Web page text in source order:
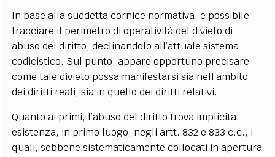
In base alla suddetta cornice normativa, è possibile
tracciare il perimetro di operatività del divieto di
abuso del diritto, declinandolo all’attuale sistema
codicistico. Sul punto, appare opportuno precisare
come tale divieto possa manifestarsi sia nell’ambito
dei diritti reali, sia in quello dei diritti relativi.
Quanto ai primi, l’abuso del diritto trova implicita
esistenza, in primo luogo, negli artt. 832 e 833 c.c., i
quali, sebbene sistematicamente collocati in apertura